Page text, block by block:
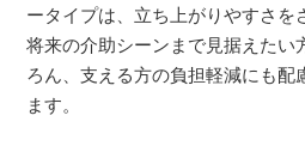
ータイプは、立ち上がりやすさを
将来の介助シーンまで見据えたい
ろん、支える方の負担軽減にも配
ます。